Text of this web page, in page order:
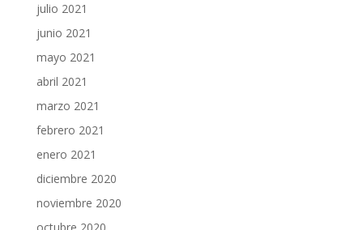
julio 2021
junio 2021
mayo 2021
abril 2021
marzo 2021
febrero 2021
enero 2021
diciembre 2020
noviembre 2020